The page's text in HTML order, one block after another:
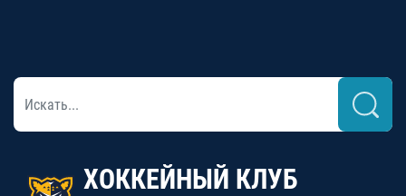
ХОККЕЙНЫЙ КЛУБ